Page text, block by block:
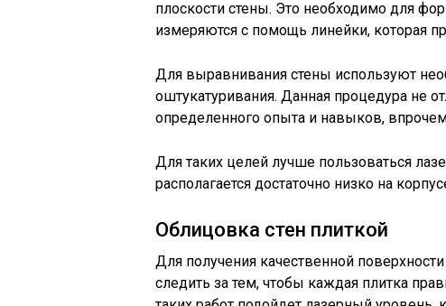
плоскости стены. Это необходимо для
измеряются с помощь линейки, которая
Для выравнивания стены используют
оштукатуривания. Данная процедура не
определенного опыта и навыков,
Для таких целей лучше пользоваться
располагается достаточно низко на
Облицовка стен плиткой
Для получения качественной
следить за тем, чтобы каждая плитка